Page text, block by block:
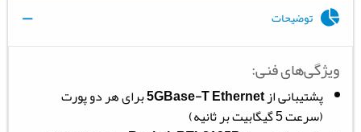
توضیحات
ویژگی‌های فنی:
پشتیبانی از5GBase-T Ethernetبرای هر دو پورت
(سرعت 5 گیگابیت بر ثانیه)